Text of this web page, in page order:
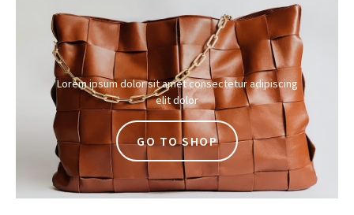
Lorem ipsum dolor sit amet consectetur adipiscing
elit dolor
GO TO SHOP